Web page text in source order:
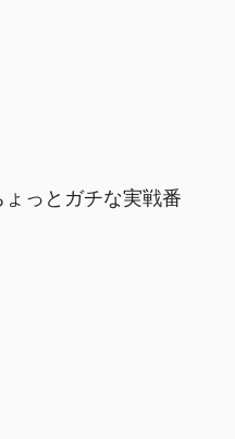
っとガチな実戦番